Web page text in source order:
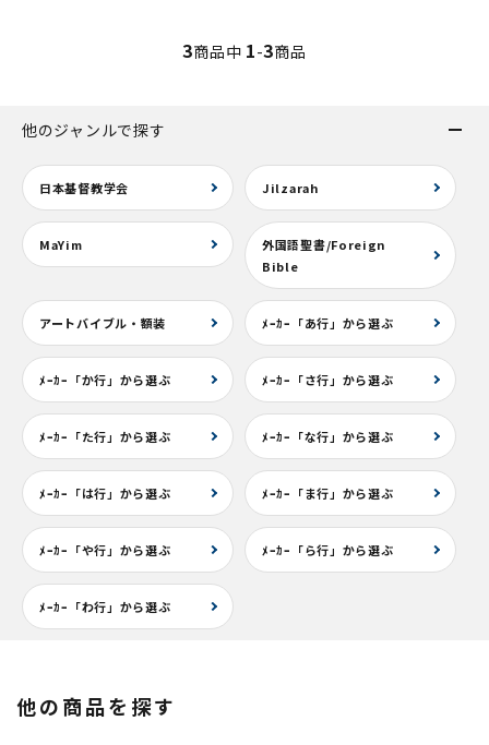
3商品中 1-3商品
他のジャンルで探す
日本基督教学会 Jilzarah
MaYim
外国語聖書/Foreign
Bible
アートバイブル・額装 ﾒｰｶｰ「あ行」から選ぶ
ﾒｰｶｰ「か行」から選ぶ ﾒｰｶｰ「さ行」から選ぶ
ﾒｰｶｰ「た行」から選ぶ ﾒｰｶｰ「な行」から選ぶ
ﾒｰｶｰ「は行」から選ぶ ﾒｰｶｰ「ま行」から選ぶ
ﾒｰｶｰ「や行」から選ぶ ﾒｰｶｰ「ら行」から選ぶ
ﾒｰｶｰ「わ行」から選ぶ
他の商品を探す